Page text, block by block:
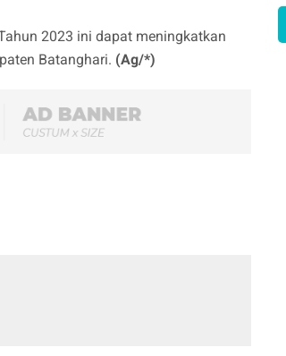
2023 ini dapat meningkatkan
Batanghari. (Ag/*)